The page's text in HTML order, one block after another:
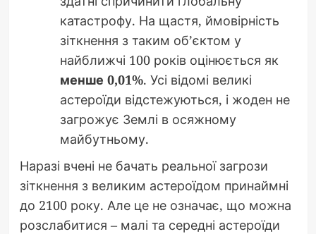
катастрофу. На щастя, ймовірність
зіткнення з таким об’єктом у
найближчі 100 років оцінюється як
менше 0,01%. Усі відомі великі
астероїди відстежуються, і жоден не
загрожує Землі в осяжному
майбутньому.
Наразі вчені не бачать реальної загрози
зіткнення з великим астероїдом принаймні
до 2100 року. Але це не означає, що можна
розслабитися – малі та середні астероїди